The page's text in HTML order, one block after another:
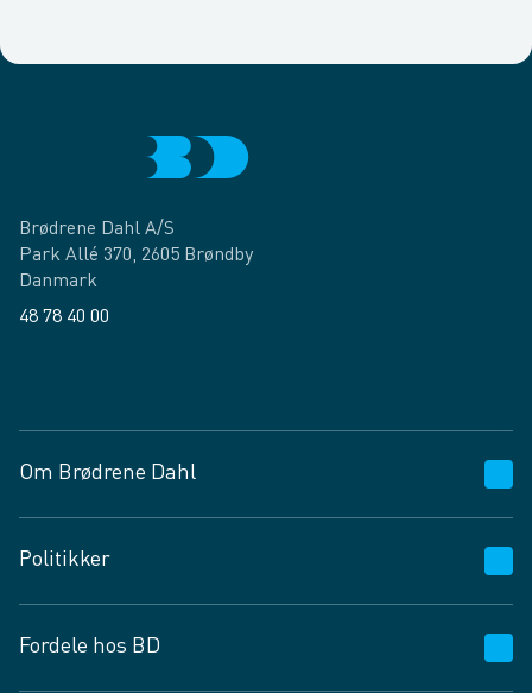
Brødrene Dahl A/S
Park Allé 370, 2605 Brøndby
Danmark
48 78 40 00
Om Brødrene Dahl
Vagttelefon 30 10 89 89
Spørgsmål og svar
Job og karriere
Politikker
Privatlivspolitik
Fordele hos BD